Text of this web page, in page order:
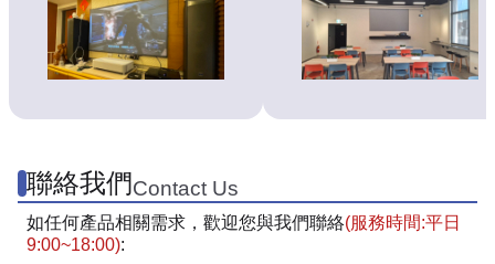
聯絡我們Contact Us
如任何產品相關需求，歡迎您與我們聯絡(服務時間:平日
9:00~18:00):